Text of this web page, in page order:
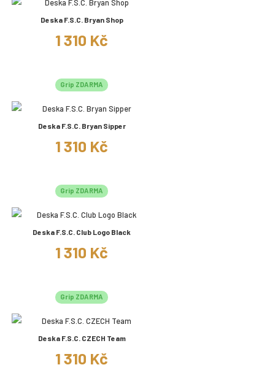
Deska F.S.C. Bryan Shop
1 310 Kč
Grip ZDARMA
Deska F.S.C. Bryan Sipper
1 310 Kč
Grip ZDARMA
Deska F.S.C. Club Logo Black
1 310 Kč
Grip ZDARMA
Deska F.S.C. CZECH Team
1 310 Kč